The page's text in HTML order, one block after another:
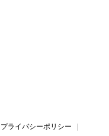
プライバシーポリシー